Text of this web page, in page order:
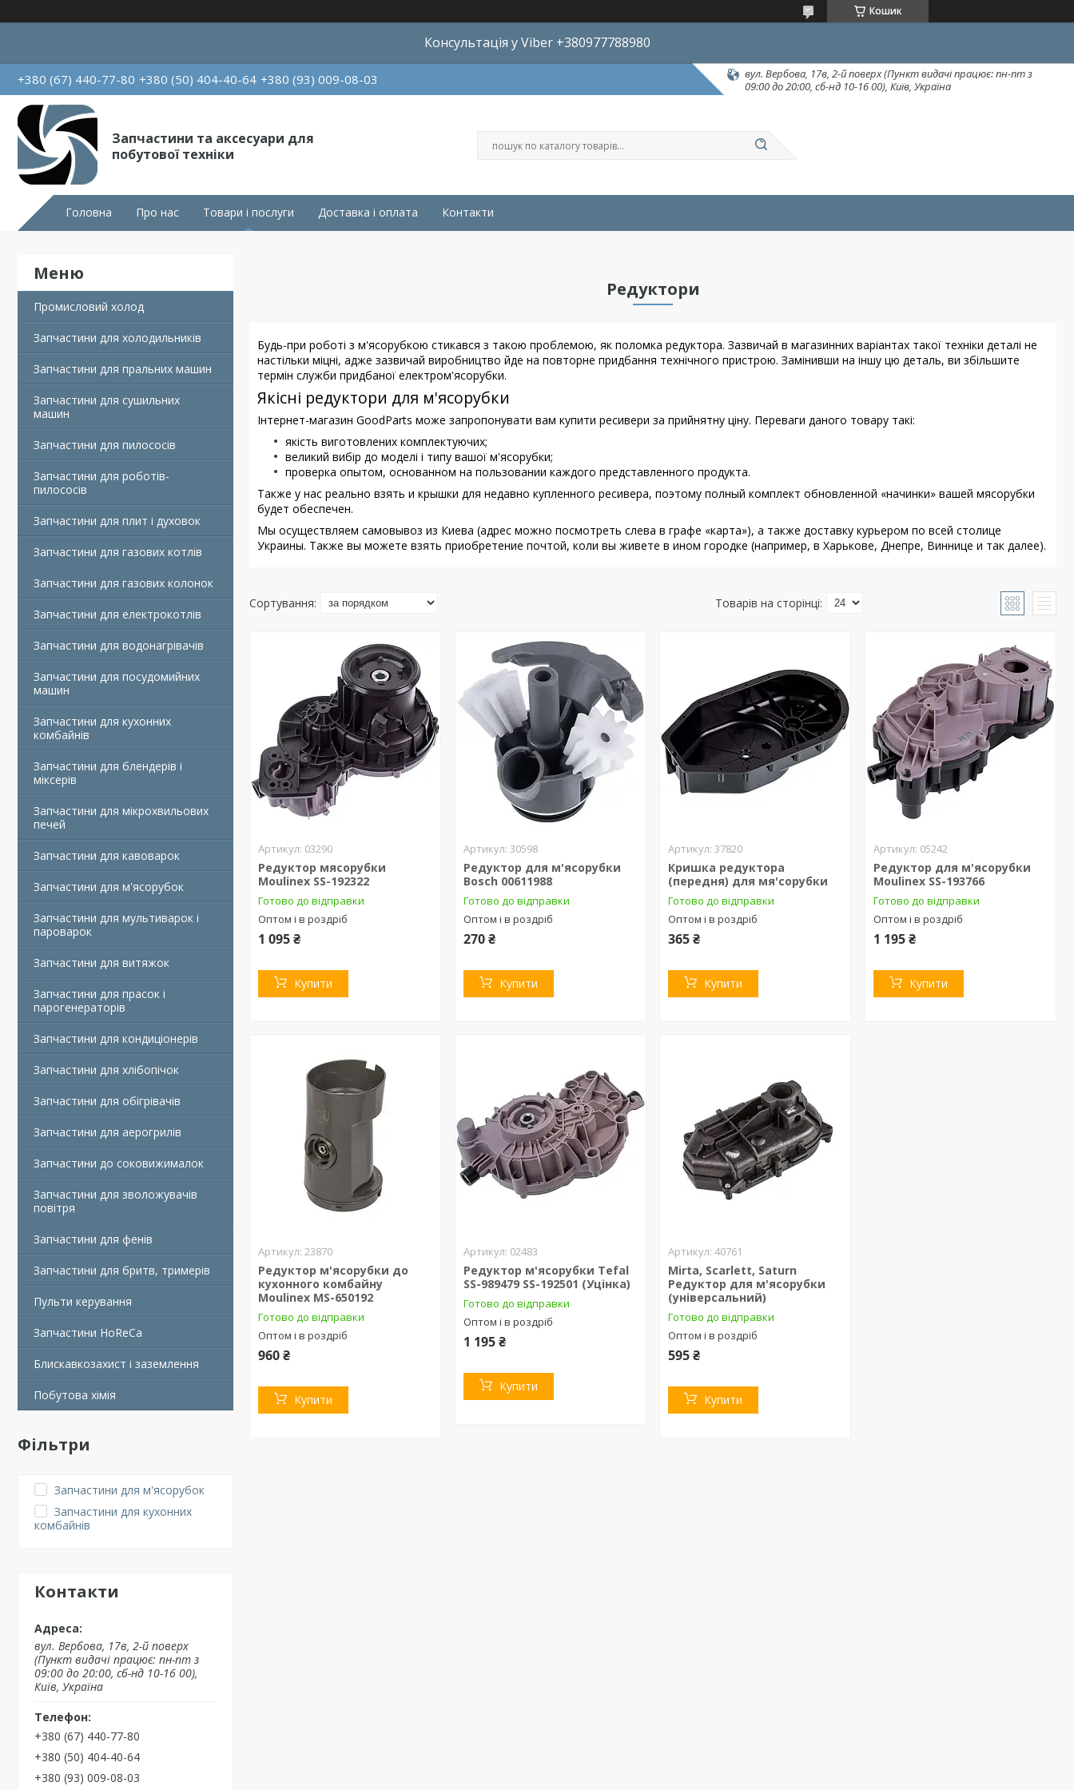
Кошик
Консультація у Viber +380977788980
+380 (67) 440-77-80 +380 (50) 404-40-64 +380 (93) 009-08-03
вул. Вербова, 17в, 2-й поверх (Пункт видачі працює: пн-пт з
09:00 до 20:00, сб-нд 10-16 00), Київ, Україна
Запчастини та аксесуари для
побутової техніки
Головна Про нас Товари і послуги Доставка і оплата Контакти
Промисловий холод
Запчастини для холодильників
Запчастини для пральних машин
Запчастини для сушильних
машин
Запчастини для пилососів
Запчастини для роботів-
пилососів
Запчастини для плит і духовок
Запчастини для газових котлів
Запчастини для газових колонок
Запчастини для електрокотлів
Запчастини для водонагрівачів
Запчастини для посудомийних
машин
Запчастини для кухонних
комбайнів
Запчастини для блендерів і
міксерів
Запчастини для мікрохвильових
печей
Запчастини для кавоварок
Запчастини для м'ясорубок
Запчастини для мультиварок і
пароварок
Запчастини для витяжок
Запчастини для прасок і
парогенераторів
Запчастини для кондиціонерів
Запчастини для хлібопічок
Запчастини для обігрівачів
Запчастини для аерогрилів
Запчастини до соковижималок
Запчастини для зволожувачів
повітря
Запчастини для фенів
Запчастини для бритв, тримерів
Пульти керування
Запчастини HoReCa
Блискавкозахист і заземлення
Побутова хімія
Фільтри
Запчастини для м'ясорубок
Запчастини для кухонних
комбайнів
Контакти
вул. Вербова, 17в, 2-й поверх
(Пункт видачі працює: пн-пт з
09:00 до 20:00, сб-нд 10-16 00),
Київ, Україна
+380 (67) 440-77-80
+380 (50) 404-40-64
+380 (93) 009-08-03
Редуктори
Будь-при роботі з м'ясорубкою стикався з такою проблемою, як поломка редуктора. Зазвичай в магазинних варіантах такої техніки деталі не
настільки міцні, адже зазвичай виробництво йде на повторне придбання технічного пристрою. Замінивши на іншу цю деталь, ви збільшите
термін служби придбаної електром'ясорубки.
Якісні редуктори для м'ясорубки
Інтернет-магазин GoodParts може запропонувати вам купити ресивери за прийнятну ціну. Переваги даного товару такі:
якість виготовлених комплектуючих;
великий вибір до моделі і типу вашої м'ясорубки;
проверка опытом, основанном на пользовании каждого представленного продукта.
Также у нас реально взять и крышки для недавно купленного ресивера, поэтому полный комплект обновленной «начинки» вашей мясорубки
будет обеспечен.
Мы осуществляем самовывоз из Киева (адрес можно посмотреть слева в графе «карта»), а также доставку курьером по всей столице
Украины. Также вы можете взять приобретение почтой, коли вы живете в ином городке (например, в Харькове, Днепре, Виннице и так далее).
03290
Редуктор мясорубки
Moulinex SS-192322
Готово до відправки
Оптом і в роздріб
1 095 ₴
Купити
30598
Редуктор для м'ясорубки
Bosch 00611988
Готово до відправки
Оптом і в роздріб
270 ₴
Купити
37820
Кришка редуктора
(передня) для мя'сорубки
Готово до відправки
Оптом і в роздріб
365 ₴
Купити
05242
Редуктор для м'ясорубки
Moulinex SS-193766
Готово до відправки
Оптом і в роздріб
1 195 ₴
Купити
23870
Редуктор м'ясорубки до
кухонного комбайну
Moulinex MS-650192
Готово до відправки
Оптом і в роздріб
960 ₴
Купити
02483
Редуктор м'ясорубки Tefal
SS-989479 SS-192501 (Уцінка)
Готово до відправки
Оптом і в роздріб
1 195 ₴
Купити
40761
Mirta, Scarlett, Saturn
Редуктор для м'ясорубки
(універсальний)
Готово до відправки
Оптом і в роздріб
595 ₴
Купити